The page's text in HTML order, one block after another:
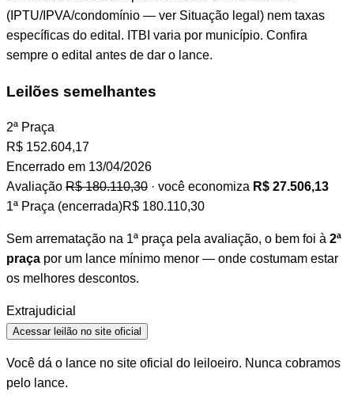
(IPTU/IPVA/condomínio — ver Situação legal) nem taxas
específicas do edital. ITBI varia por município. Confira
sempre o edital antes de dar o lance.
Leilões semelhantes
2ª Praça
R$ 152.604,17
Encerrado em 13/04/2026
Avaliação R$ 180.110,30 · você economiza R$ 27.506,13
1ª Praça (encerrada)R$ 180.110,30
Sem arrematação na 1ª praça pela avaliação, o bem foi à 2ª
praça por um lance mínimo menor — onde costumam estar
os melhores descontos.
Extrajudicial
Acessar leilão no site oficial
Você dá o lance no site oficial do leiloeiro. Nunca cobramos
pelo lance.